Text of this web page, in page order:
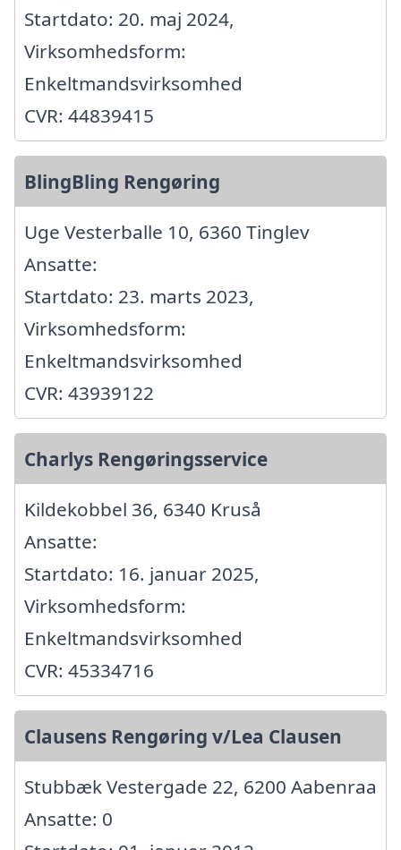
Startdato: 20. maj 2024,
Virksomhedsform:
Enkeltmandsvirksomhed
CVR: 44839415
BlingBling Rengøring
Uge Vesterballe 10, 6360 Tinglev
Ansatte:
Startdato: 23. marts 2023,
Virksomhedsform:
Enkeltmandsvirksomhed
CVR: 43939122
Charlys Rengøringsservice
Kildekobbel 36, 6340 Kruså
Ansatte:
Startdato: 16. januar 2025,
Virksomhedsform:
Enkeltmandsvirksomhed
CVR: 45334716
Clausens Rengøring v/Lea Clausen
Stubbæk Vestergade 22, 6200 Aabenraa
Ansatte: 0